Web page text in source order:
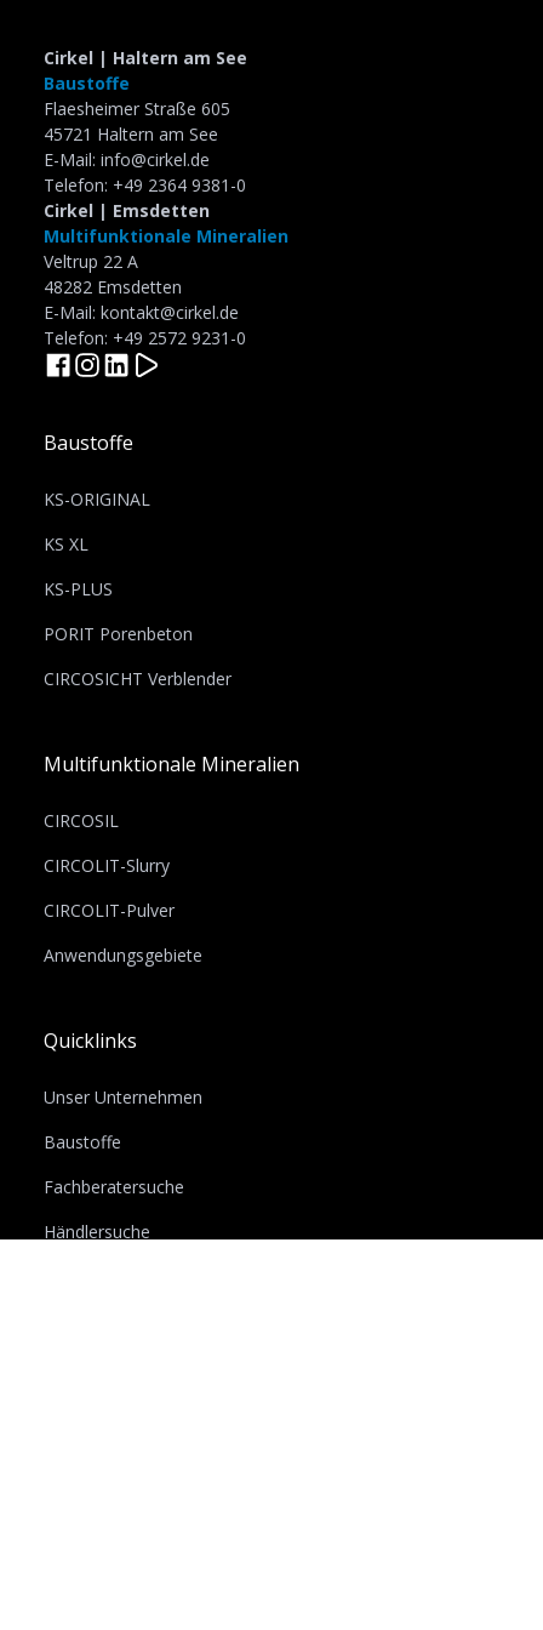
Cirkel | Haltern am See
Baustoffe
Flaesheimer Straße 605
45721 Haltern am See
E-Mail: info@cirkel.de
Telefon: +49 2364 9381-0
Cirkel | Emsdetten
Multifunktionale Mineralien
Veltrup 22 A
48282 Emsdetten
E-Mail: kontakt@cirkel.de
Telefon: +49 2572 9231-0
Baustoffe
KS-ORIGINAL
KS XL
KS-PLUS
PORIT Porenbeton
CIRCOSICHT Verblender
Multifunktionale Mineralien
CIRCOSIL
CIRCOLIT-Slurry
CIRCOLIT-Pulver
Anwendungsgebiete
Quicklinks
Unser Unternehmen
Baustoffe
Fachberatersuche
Händlersuche